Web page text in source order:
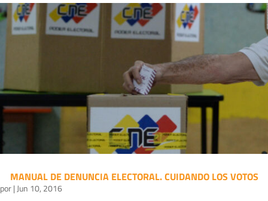
MANUAL DE DENUNCIA ELECTORAL. CUIDANDO LOS VOTOS
por| Jun 10, 2016